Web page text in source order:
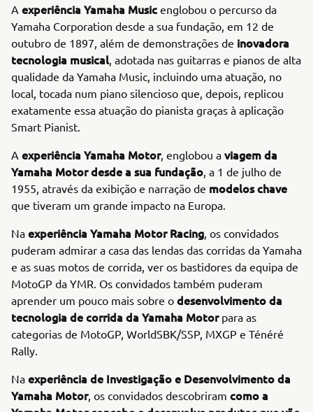
A experiência Yamaha Music englobou o percurso da
Yamaha Corporation desde a sua fundação, em 12 de
outubro de 1897, além de demonstrações de inovadora
tecnologia musical , adotada nas guitarras e pianos de alta
qualidade da Yamaha Music, incluindo uma atuação, no
local, tocada num piano silencioso que, depois, replicou
exatamente essa atuação do pianista graças à aplicação
Smart Pianist.
A experiência Yamaha Motor, englobou a viagem da
Yamaha Motor desde a sua fundação , a 1 de julho de
1955, através da exibição e narração de modelos chave
que tiveram um grande impacto na Europa.
Na experiência Yamaha Motor Racing , os convidados
puderam admirar a casa das lendas das corridas da Yamaha
e as suas motos de corrida, ver os bastidores da equipa de
MotoGP da YMR. Os convidados também puderam
aprender um pouco mais sobre o desenvolvimento da
tecnologia de corrida da Yamaha Motor para as
categorias de MotoGP, WorldSBK/SSP, MXGP e Ténéré
Rally.
Na experiência de Investigação e Desenvolvimento da
Yamaha Motor, os convidados descobriram como a